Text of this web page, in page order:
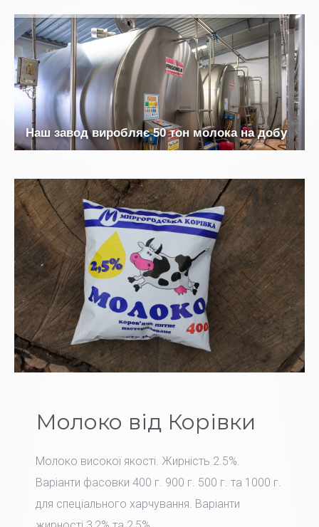
Наш завод виробляє 50 тон молока на добу
Молоко від Корівки
Молоко високої якості. Жирність 2.5%.
Варіанти фасовки 400 г. 900 г. 500 г. та 1000 г.
для спеціального харчування. Варіанти